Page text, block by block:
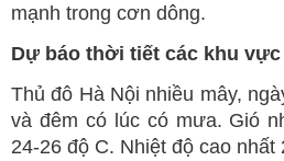
mạnh trong cơn dông.
Dự báo thời tiết các khu
Thủ đô Hà Nội nhiều mây,
và đêm có lúc có mưa. Gió
24-26 độ C. Nhiệt độ cao nhất